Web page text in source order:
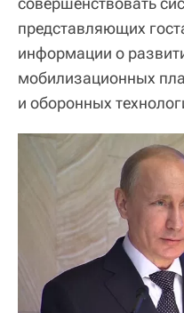
представляющих
информации о
мобилизационных
и оборонных